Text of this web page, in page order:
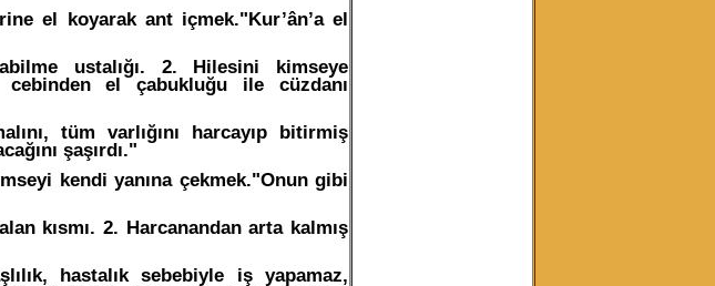
el koyarak ant içmek."Kur’ân’a el
ustalığı. 2. Hilesini kimseye
cebinden el çabukluğu ile cüzdanı
tüm varlığını harcayıp bitirmiş
şaşırdı."
kendi yanına çekmek."Onun gibi
kısmı. 2. Harcanandan arta kalmış
hastalık sebebiyle iş yapamaz,